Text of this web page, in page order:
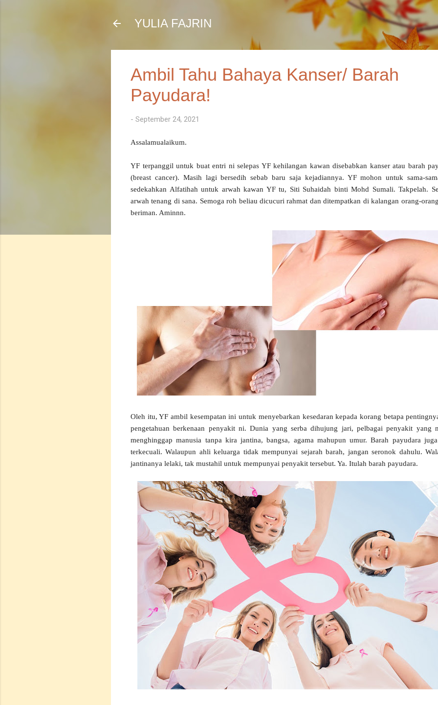
Skip to main content
YULIA FAJRIN
Ambil Tahu Bahaya Kanser/ Barah
Payudara!
- September 24, 2021
Assalamualaikum.
YF terpanggil untuk buat entri ni selepas YF kehilangan kawan disebabkan kanser atau barah
(breast cancer). Masih lagi bersedih sebab baru saja kejadiannya. YF mohon untuk sama-
sedekahkan Alfatihah untuk arwah kawan YF tu, Siti Suhaidah binti Mohd Sumali. Takpelah.
arwah tenang di sana. Semoga roh beliau dicucuri rahmat dan ditempatkan di kalangan orang-
beriman. Aminnn.
Oleh itu, YF ambil kesempatan ini untuk menyebarkan kesedaran kepada korang betapa
pengetahuan berkenaan penyakit ni. Dunia yang serba dihujung jari, pelbagai penyakit yang
menghinggap manusia tanpa kira jantina, bangsa, agama mahupun umur. Barah payudara
terkecuali. Walaupun ahli keluarga tidak mempunyai sejarah barah, jangan seronok dahulu.
jantinanya lelaki, tak mustahil untuk mempunyai penyakit tersebut. Ya. Itulah barah payudara.